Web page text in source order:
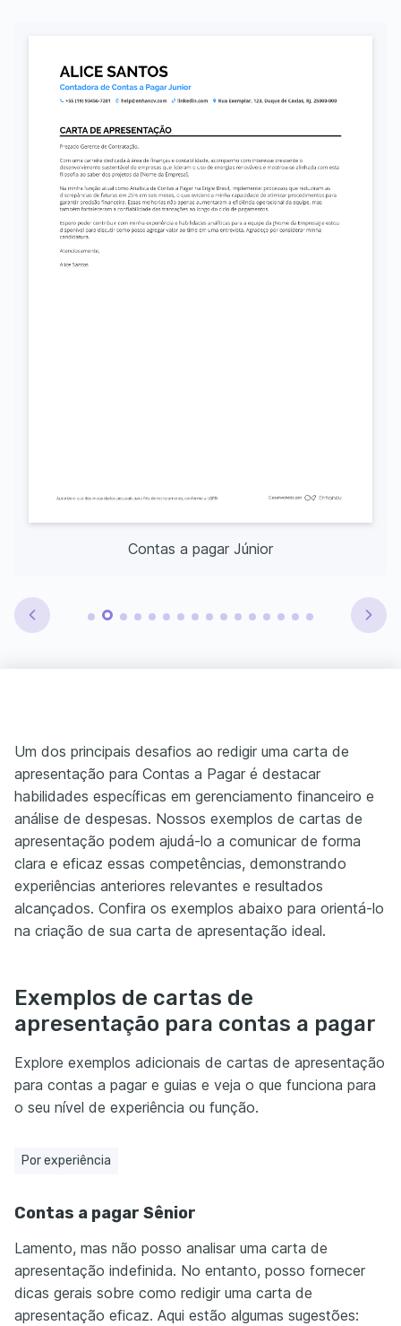
Contas a pagar Júnior
Um dos principais desafios ao redigir uma carta de
apresentação para Contas a Pagar é destacar
habilidades específicas em gerenciamento financeiro e
análise de despesas. Nossos exemplos de cartas de
apresentação podem ajudá-lo a comunicar de forma
clara e eficaz essas competências, demonstrando
experiências anteriores relevantes e resultados
alcançados. Confira os exemplos abaixo para orientá-lo
na criação de sua carta de apresentação ideal.
Exemplos de cartas de
apresentação para contas a pagar
Explore exemplos adicionais de cartas de apresentação
para contas a pagar e guias e veja o que funciona para
o seu nível de experiência ou função.
Por experiência
Contas a pagar Sênior
Lamento, mas não posso analisar uma carta de
apresentação indefinida. No entanto, posso fornecer
dicas gerais sobre como redigir uma carta de
apresentação eficaz. Aqui estão algumas sugestões: